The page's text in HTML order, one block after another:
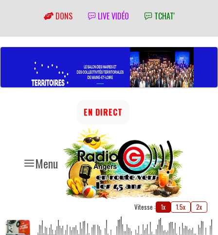
DONS LIVE VIDÉO TCHAT'
Menu
EN DIRECT
Vitesse : 1x 1.5x 2x